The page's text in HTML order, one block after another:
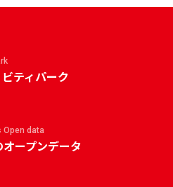
ティパーク
Open data
ープンデータ